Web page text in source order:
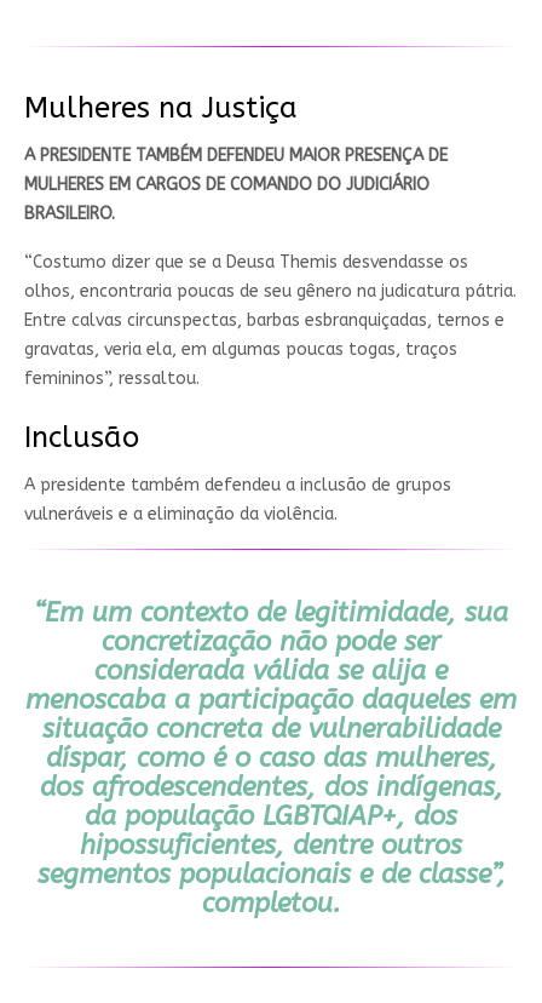
Mulheres na Justiça
A PRESIDENTE TAMBÉM DEFENDEU MAIOR PRESENÇA DE
MULHERES EM CARGOS DE COMANDO DO JUDICIÁRIO
BRASILEIRO.
“Costumo dizer que se a Deusa Themis desvendasse os
olhos, encontraria poucas de seu gênero na judicatura pátria.
Entre calvas circunspectas, barbas esbranquiçadas, ternos e
gravatas, veria ela, em algumas poucas togas, traços
femininos”, ressaltou.
Inclusão
A presidente também defendeu a inclusão de grupos
vulneráveis e a eliminação da violência.
“Em um contexto de legitimidade, sua
concretização não pode ser
considerada válida se alija e
menoscaba a participação daqueles em
situação concreta de vulnerabilidade
díspar, como é o caso das mulheres,
dos afrodescendentes, dos indígenas,
da população LGBTQIAP+, dos
hipossuficientes, dentre outros
segmentos populacionais e de classe”,
completou.